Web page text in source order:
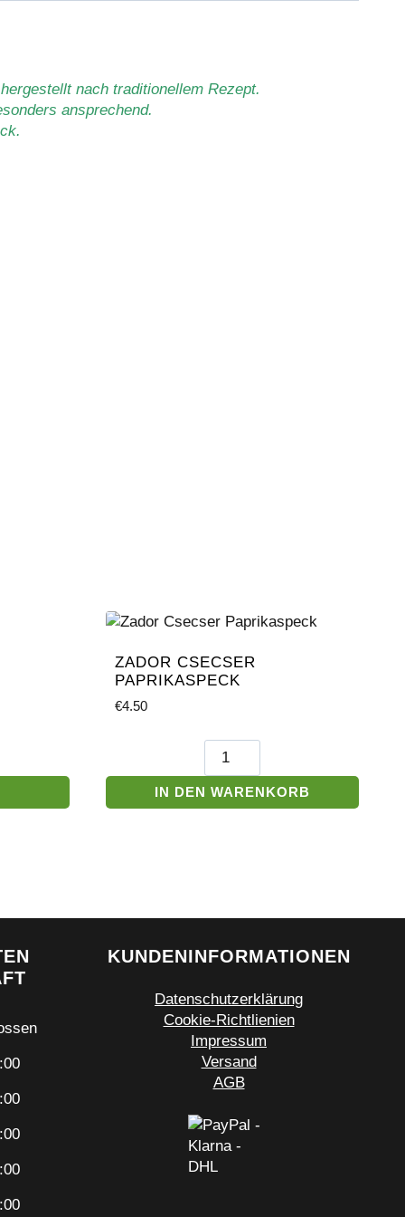
nach traditionellem Rezept.
ansprechend.
ZADOR CSECSER
PAPRIKASPECK
€4.50
Zador
Paprikaspeck
Menge
IN DEN WARENKORB
KUNDENINFORMATIONEN
Datenschutzerklärung
Cookie-Richtlienien
Impressum
Versand
AGB